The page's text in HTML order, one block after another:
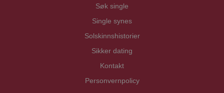
Søk single
Single synes
Solskinnshistorier
Sikker dating
Kontakt
Personvernpolicy